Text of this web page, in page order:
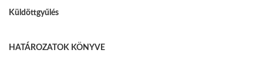
Küldöttgyűlés
HATÁROZATOK KÖNYVE